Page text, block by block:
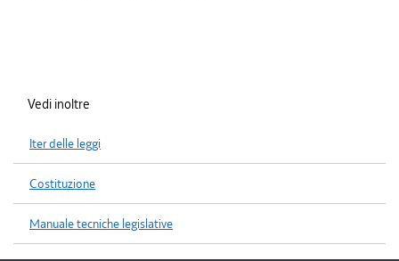
Vedi inoltre
Iter delle leggi
Costituzione
Manuale tecniche legislative